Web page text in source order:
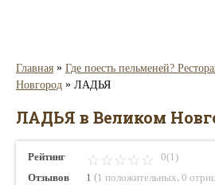
Главная » Где поесть пельменей?
Новгород » ЛАДЬЯ
ЛАДЬЯ в Великом
Рейтинг
0(1)
Отзывов
1 (1 положительных, 0